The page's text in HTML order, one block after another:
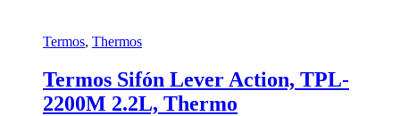
Termos, Thermos
Termos Sifón Lever Action, TPL-
2200M 2.2L, Thermo